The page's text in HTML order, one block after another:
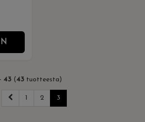
- 43 (43 tuotteesta)
1 2 3